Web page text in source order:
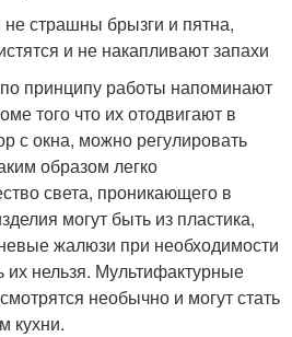
страшны брызги и пятна,
и не накапливают запахи
принципу работы напоминают
того что их отодвигают в
с окна, можно регулировать
образом легко
света, проникающего в
могут быть из пластика,
жалюзи при необходимости
их нельзя. Мультифактурные
необычно и могут стать
кухни.